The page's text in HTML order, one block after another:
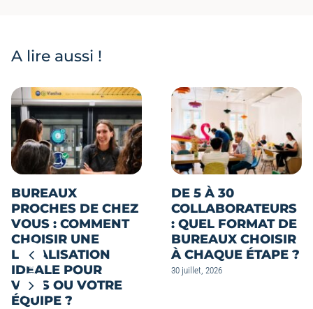
A lire aussi !
BUREAUX
PROCHES DE CHEZ
VOUS : COMMENT
CHOISIR UNE
LOCALISATION
IDÉALE POUR
VOUS OU VOTRE
ÉQUIPE ?
DE 5 À 30
COLLABORATEURS
: QUEL FORMAT DE
BUREAUX CHOISIR
À CHAQUE ÉTAPE ?
30 juillet, 2026